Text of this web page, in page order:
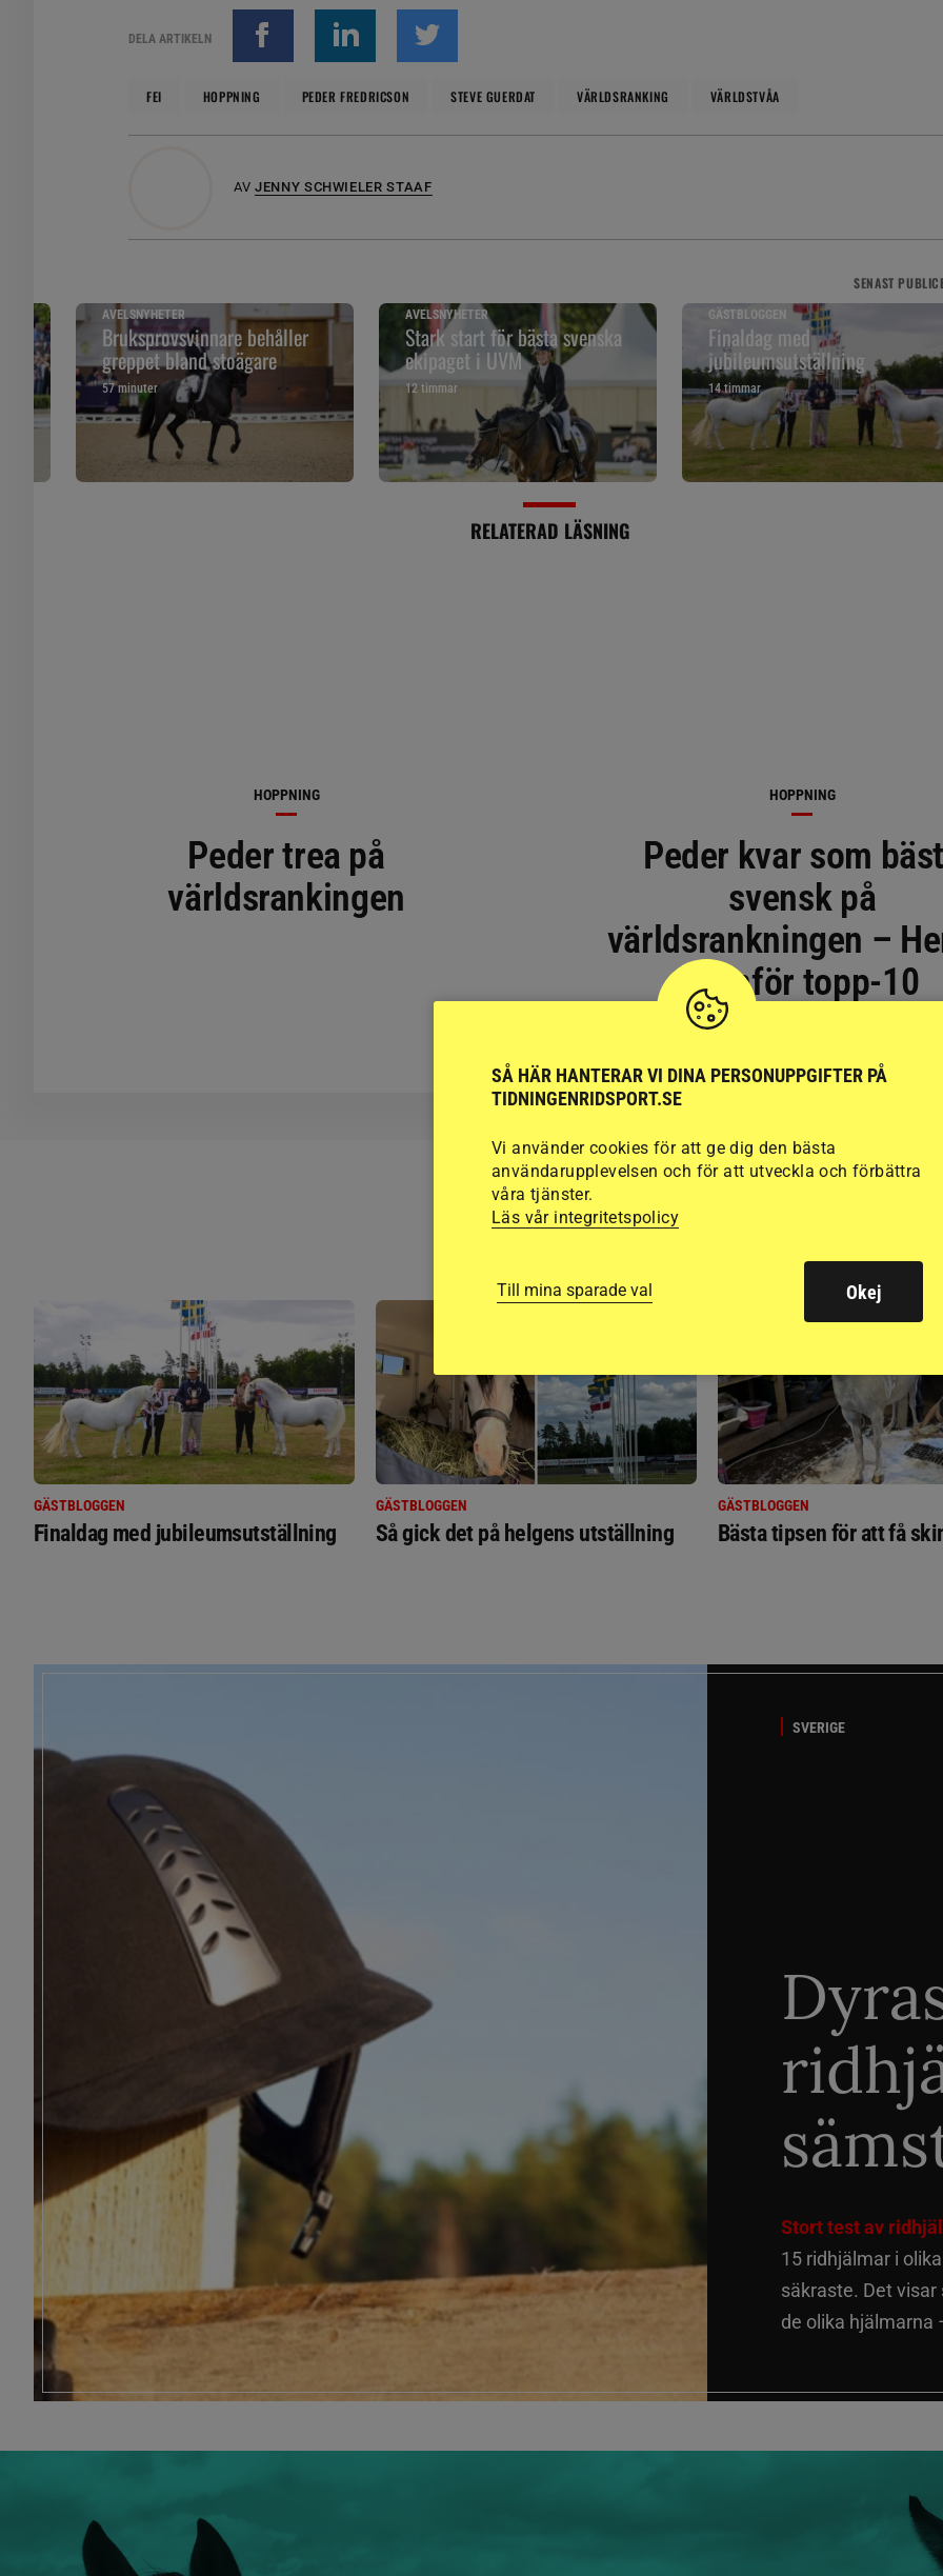
DELA ARTIKELN
FEI HOPPNING PEDER FREDRICSON STEVE GUERDAT VÄRLDSRANKING VÄRLDSTVÅA
AV JENNY SCHWIELER STAAF
SENAST
AVELSNYHETER
Bruksprovsvinnare behåller
greppet bland stoägare
57 minuter
AVELSNYHETER
Stark start för bästa svenska
ekipaget i UVM
12 timmar
GÄSTBLOGGEN
Finaldag med
jubileumsutställning
14 timmar
RELATERAD LÄSNING
HOPPNING
Peder trea på
världsrankingen
HOPPNING
Peder kvar som
svensk på
världsrankningen –
utanför topp-10
GÄSTBLOGGEN
Finaldag med jubileumsutställning
GÄSTBLOGGEN
Så gick det på helgens utställning
GÄSTBLOGGEN
Bästa tipsen för att få
SVERIGE
Stort test av
15 ridhjälmar i
säkraste. Det
de olika hjälmarna
SÅ HÄR HANTERAR VI DINA PERSONUPPGIFTER PÅ
TIDNINGENRIDSPORT.SE
Vi använder cookies för att ge dig den bästa
användarupplevelsen och för att utveckla och förbättra
våra tjänster.
Läs vår integritetspolicy
Till mina sparade val Okej